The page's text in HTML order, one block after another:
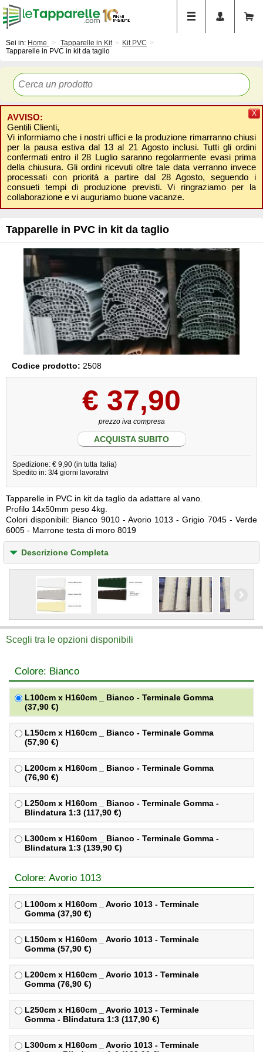
Sei in: Home Tapparelle in Kit
Kit PVC
Tapparelle in PVC in kit da taglio
AVVISO:
Gentili Clienti,
Vi informiamo che i nostri uffici e la produzione rimarranno chiusi
per la pausa estiva dal 13 al 21 Agosto inclusi. Tutti gli ordini
confermati entro il 28 Luglio saranno regolarmente evasi prima
della chiusura. Gli ordini ricevuti oltre tale data verranno invece
processati con priorità a partire dal 28 Agosto, seguendo i
consueti tempi di produzione previsti. Vi ringraziamo per la
collaborazione e vi auguriamo buone vacanze.
X
Tapparelle in PVC in kit da taglio
Codice prodotto: 2508
€ 37,90
prezzo iva compresa
ACQUISTA SUBITO
Spedizione: € 9,90 (in tutta Italia)
Spedito in: 3/4 giorni lavorativi
Tapparelle in PVC in kit da taglio da adattare al vano.
Profilo 14x50mm peso 4kg.
Colori disponibili: Bianco 9010 - Avorio 1013 - Grigio 7045 - Verde
6005 - Marrone testa di moro 8019
Descrizione Completa
Scegli tra le opzioni disponibili
Colore: Bianco
L100cm x H160cm _ Bianco - Terminale Gomma
(37,90 €)
L150cm x H160cm _ Bianco - Terminale Gomma
(57,90 €)
L200cm x H160cm _ Bianco - Terminale Gomma
(76,90 €)
L250cm x H160cm _ Bianco - Terminale Gomma -
Blindatura 1:3 (117,90 €)
L300cm x H160cm _ Bianco - Terminale Gomma -
Blindatura 1:3 (139,90 €)
Colore: Avorio 1013
L100cm x H160cm _ Avorio 1013 - Terminale
Gomma (37,90 €)
L150cm x H160cm _ Avorio 1013 - Terminale
Gomma (57,90 €)
L200cm x H160cm _ Avorio 1013 - Terminale
Gomma (76,90 €)
L250cm x H160cm _ Avorio 1013 - Terminale
Gomma - Blindatura 1:3 (117,90 €)
L300cm x H160cm _ Avorio 1013 - Terminale